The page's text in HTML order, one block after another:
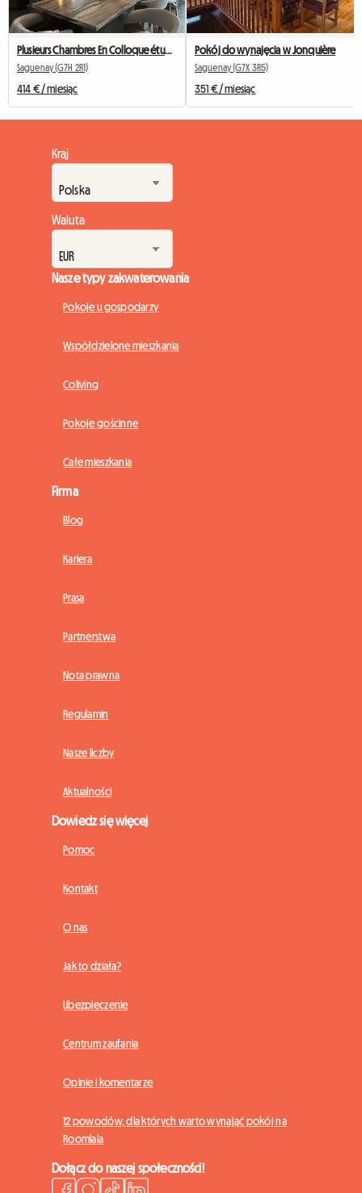
Plusieurs Chambres En Colloque étudiants Universitaires Près
Saguenay (G7H 2R1)
414 € / miesiąc
Pokój do wynajęcia w Jonquière
Saguenay (G7X 3R5)
351 € / miesiąc
Kraj
Waluta
Nasze typy zakwaterowania
Pokoje u gospodarzy
Współdzielone mieszkania
Coliving
Pokoje gościnne
Całe mieszkania
Firma
Blog
Kariera
Prasa
Partnerstwa
Nota prawna
Regulamin
Nasze liczby
Aktualności
Dowiedz się więcej
Pomoc
Kontakt
O nas
Jak to działa?
Ubezpieczenie
Centrum zaufania
Opinie i komentarze
12 powodów, dla których warto wynająć pokój na
Roomlala
Dołącz do naszej społeczności!